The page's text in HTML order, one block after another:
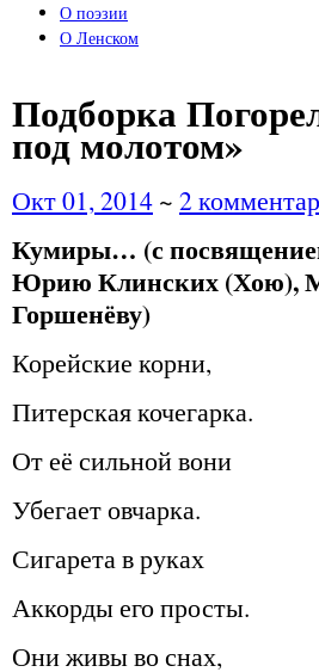
О поэзии
О Ленском
Подборка
под молотом»
Окт 01, 2014 ~ 2
Кумиры… (с
Юрию Клинских (Хою),
Горшенёву)
Корейские корни,
Питерская кочегарка.
От её сильной вони
Убегает овчарка.
Сигарета в руках
Аккорды его просты.
Они живы во снах,